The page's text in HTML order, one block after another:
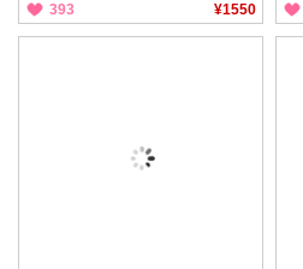
393 ¥1550